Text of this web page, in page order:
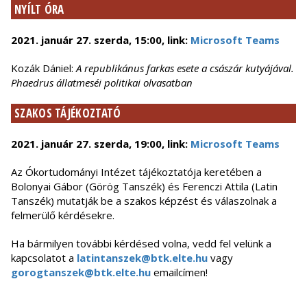
NYÍLT ÓRA
2021. január 27. szerda, 15:00, link: Microsoft Teams
Kozák Dániel:A republikánus farkas esete a császár kutyájával.
Phaedrus állatmeséi politikai olvasatban
SZAKOS TÁJÉKOZTATÓ
2021. január 27. szerda, 19:00, link: Microsoft Teams
Az Ókortudományi Intézet tájékoztatója keretében a
Bolonyai Gábor (Görög Tanszék) és Ferenczi Attila (Latin
Tanszék) mutatják be a szakos képzést és válaszolnak a
felmerülő kérdésekre.
Ha bármilyen további kérdésed volna, vedd fel velünk a
kapcsolatot a latintanszek@btk.elte.hu vagy
gorogtanszek@btk.elte.hu emailcímen!